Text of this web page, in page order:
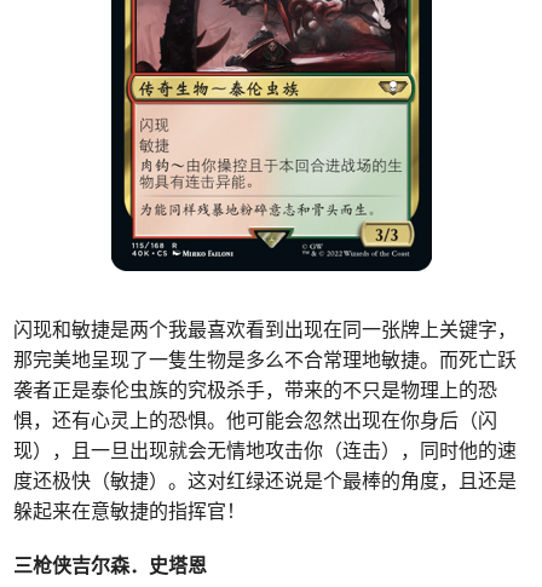
闪现和敏捷是两个我最喜欢看到出现在同一张牌上关键字，
那完美地呈现了一隻生物是多么不合常理地敏捷。而死亡跃
袭者正是泰伦虫族的究极杀手，带来的不只是物理上的恐
惧，还有心灵上的恐惧。他可能会忽然出现在你身后（闪
现），且一旦出现就会无情地攻击你（连击），同时他的速
度还极快（敏捷）。这对红绿还说是个最棒的角度，且还是
躲起来在意敏捷的指挥官！
三枪侠吉尔森．史塔恩